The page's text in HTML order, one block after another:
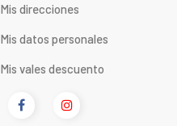
Mis direcciones
Mis datos personales
Mis vales descuento